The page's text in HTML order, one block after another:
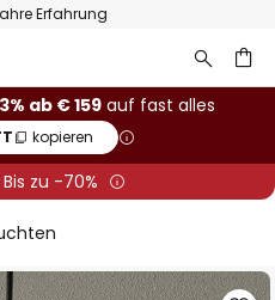
Erfahrung
ab € 159auf fast alles
kopieren
Bis zu -70%